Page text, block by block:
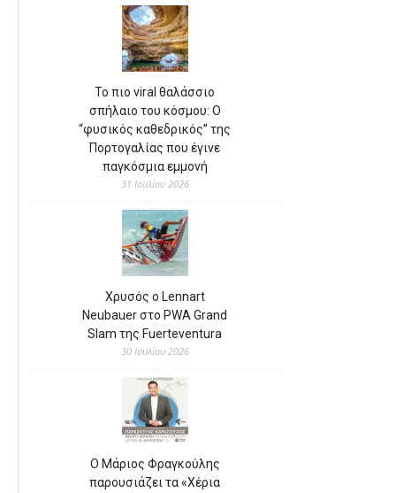
Το πιο viral θαλάσσιο
σπήλαιο του κόσμου: Ο
“φυσικός καθεδρικός” της
Πορτογαλίας που έγινε
παγκόσμια εμμονή
31 Ιουλίου 2026
Χρυσός ο Lennart
Neubauer στο PWA Grand
Slam της Fuerteventura
30 Ιουλίου 2026
Ο Μάριος Φραγκούλης
παρουσιάζει τα «Χέρια